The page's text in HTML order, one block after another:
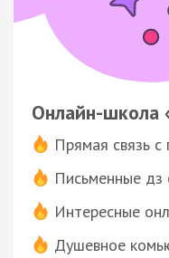
Онлайн-школа
Прямая связь
Письменные дз
Интересные
Душевное